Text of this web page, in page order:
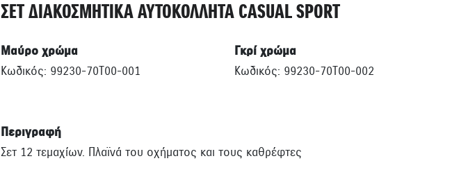
ΣΕΤ ΔΙΑΚΟΣΜΗΤΙΚΑ ΑΥΤΟΚΟΛΛΗΤΑ CASUAL SPORT
Μαύρο χρώμα
Κωδικός: 99230-70T00-001
Γκρί χρώμα
Κωδικός: 99230-70T00-002
Περιγραφή
Σετ 12 τεμαχίων. Πλαϊνά του οχήματος και τους καθρέφτες